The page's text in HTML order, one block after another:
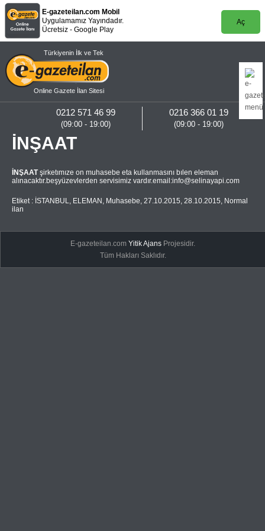
E-gazeteilan.com Mobil
Uygulamamız Yayındadır.
Ücretsiz - Google Play
Aç
Türkiyenin İlk ve Tek
Online Gazete İlan Sitesi
0216 366 01 19
(09:00 - 19:00)
0212 571 46 99
(09:00 - 19:00)
İNŞAAT
İNŞAATşirketımıze on muhasebe eta kullanmasını bılen eleman
alınacaktır.beşyüzevlerden servisimiz vardır.email:info@selinayapi.com
Etiket : İSTANBUL, ELEMAN , Muhasebe, 27.10.2015, 28.10.2015, Normal
ilan
E-gazeteilan.comYitik Ajans Projesidir.
Tüm Hakları Saklıdır.